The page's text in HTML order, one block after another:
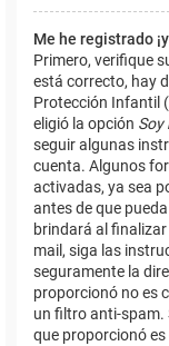
Me he registrado
Primero, verifique
está correcto, hay
Protección Infantil
eligió la opción Soy
seguir algunas
cuenta. Algunos
activadas, ya sea
antes de que
brindará al finalizar
mail, siga las
seguramente la
proporcionó no es
un filtro anti-spam.
que proporcionó